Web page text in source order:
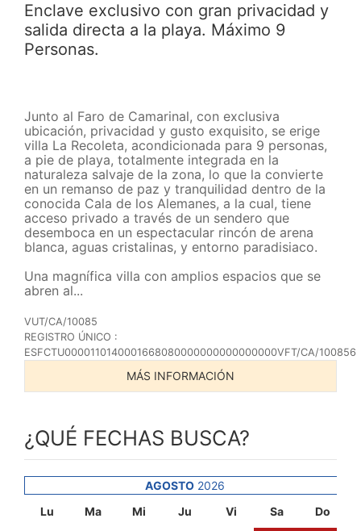
Enclave exclusivo con gran privacidad y
salida directa a la playa. Máximo 9
Personas.
Junto al Faro de Camarinal, con exclusiva
ubicación, privacidad y gusto exquisito, se erige
villa La Recoleta, acondicionada para 9 personas,
a pie de playa, totalmente integrada en la
naturaleza salvaje de la zona, lo que la convierte
en un remanso de paz y tranquilidad dentro de la
conocida Cala de los Alemanes, a la cual, tiene
acceso privado a través de un sendero que
desemboca en un espectacular rincón de arena
blanca, aguas cristalinas, y entorno paradisiaco.
Una magnífica villa con amplios espacios que se
abren al...
VUT/CA/10085
REGISTRO ÚNICO :
ESFCTU0000110140001668080000000000000000VFT/CA/100856
MÁS INFORMACIÓN
¿QUÉ FECHAS BUSCA?
AGOSTO 2026
Lu
Ma Mi Ju Vi Sa Do